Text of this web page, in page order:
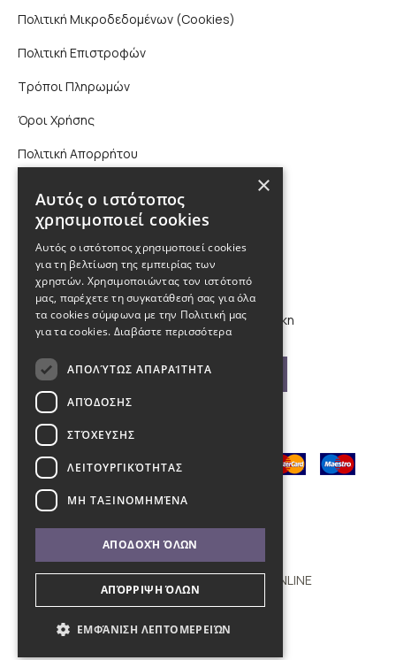
Πολιτική Μικροδεδομένων (Cookies)
Πολιτική Επιστροφών
Τρόποι Πληρωμών
Όροι Χρήσης
Πολιτική Απορρήτου
Επικοινωνία
210 9880988, 2310 224 460
info@kybosonline.gr
Εθνικής Αμύνης 44, 54621, Θεσσαλονίκη
Βρείτε μας στο χάρτη
Copyright © 2011 - 2026 KYBOS ONLINE
×
Αυτός ο ιστότοπος
χρησιμοποιεί cookies
Αυτός ο ιστότοπος χρησιμοποιεί cookies
για τη βελτίωση της εμπειρίας των
χρηστών. Χρησιμοποιώντας τον ιστότοπό
μας, παρέχετε τη συγκατάθεσή σας για όλα
τα cookies σύμφωνα με την Πολιτική μας
για τα cookies. Διαβάστε περισσότερα
ΑΠΟΛΎΤΩΣ ΑΠΑΡΑΊΤΗΤΑ
ΑΠΌΔΟΣΗΣ
ΣΤΌΧΕΥΣΗΣ
ΛΕΙΤΟΥΡΓΙΚΌΤΗΤΑΣ
ΜΗ ΤΑΞΙΝΟΜΗΜΈΝΑ
ΑΠΟΔΟΧΉ ΌΛΩΝ
ΑΠΌΡΡΙΨΗ ΌΛΩΝ
ΕΜΦΆΝΙΣΗ ΛΕΠΤΟΜΕΡΕΙΏΝ